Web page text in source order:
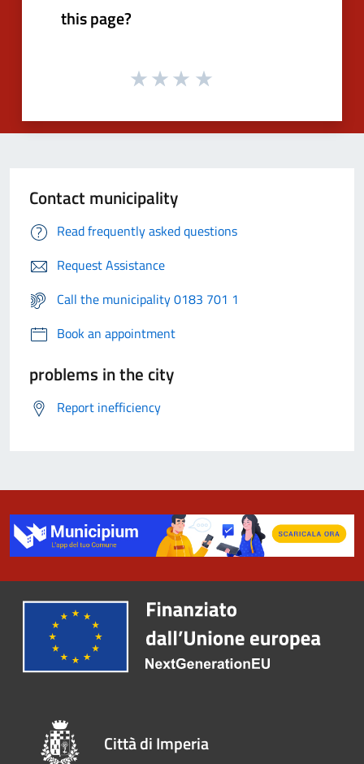
this page?
Contact municipality
Read frequently asked questions
Request Assistance
Call the municipality 0183 701 1
Book an appointment
problems in the city
Report inefficiency
Città di Imperia